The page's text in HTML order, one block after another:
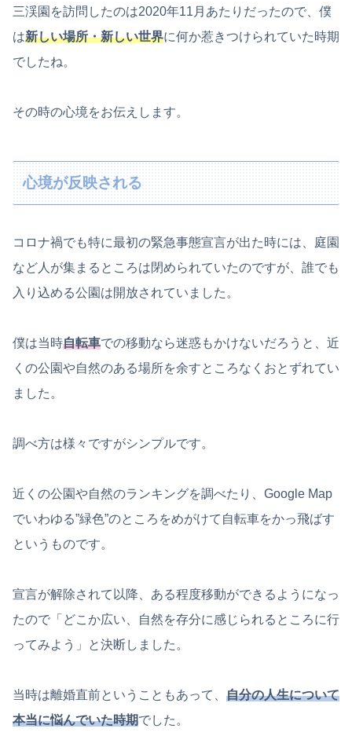
三渓園を訪問したのは2020年11月あたりだったので、僕
は新しい場所・新しい世界に何か惹きつけられていた時期
でしたね。
その時の心境をお伝えします。
心境が反映される
コロナ禍でも特に最初の緊急事態宣言が出た時には、庭園
など人が集まるところは閉められていたのですが、誰でも
入り込める公園は開放されていました。
僕は当時自転車での移動なら迷惑もかけないだろうと、近
くの公園や自然のある場所を余すところなくおとずれてい
ました。
調べ方は様々ですがシンプルです。
近くの公園や自然のランキングを調べたり、Google Map
でいわゆる”緑色”のところをめがけて自転車をかっ飛ばす
というものです。
宣言が解除されて以降、ある程度移動ができるようになっ
たので「どこか広い、自然を存分に感じられるところに行
ってみよう」と決断しました。
当時は離婚直前ということもあって、 自分の人生について
本当に悩んでいた時期でした。